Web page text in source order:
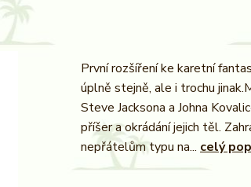
První rozšíření ke karetní
úplně stejně, ale i trochu
Steve Jacksona a Johna
příšer a okrádání jejich těl.
nepřátelům typu na... celý